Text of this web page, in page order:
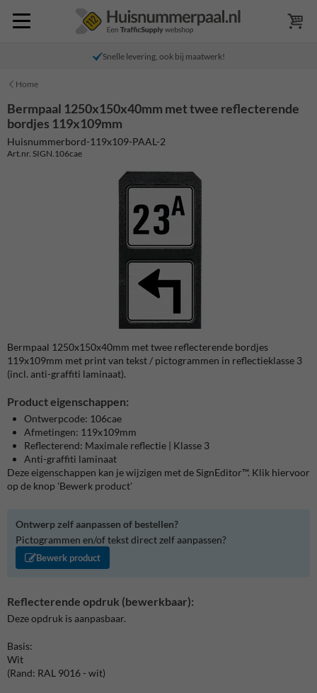
Snelle levering, ook bij maatwerk!
Home
Bermpaal 1250x150x40mm met twee reflecterende
bordjes 119x109mm
Huisnummerbord-119x109-PAAL-2
Art.nr. SIGN.106cae
Bermpaal 1250x150x40mm met twee reflecterende bordjes
119x109mm met print van tekst / pictogrammen in reflectieklasse 3
(incl. anti-graffiti laminaat).
Product eigenschappen:
Ontwerpcode: 106cae
Afmetingen: 119x109mm
Reflecterend: Maximale reflectie | Klasse 3
Anti-graffiti laminaat
Deze eigenschappen kan je wijzigen met de SignEditor™. Klik hiervoor
op de knop 'Bewerk product'
Ontwerp zelf aanpassen of bestellen?
Pictogrammen en/of tekst direct zelf aanpassen?
Bewerk product
Reflecterende opdruk (bewerkbaar):
Deze opdruk is aanpasbaar.
Basis:
Wit
(Rand: RAL 9016 - wit)